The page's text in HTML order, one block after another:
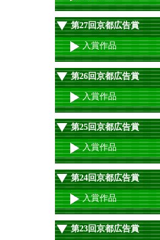
第27回京都広告賞
入賞作品
第26回京都広告賞
入賞作品
第25回京都広告賞
入賞作品
第24回京都広告賞
入賞作品
第23回京都広告賞